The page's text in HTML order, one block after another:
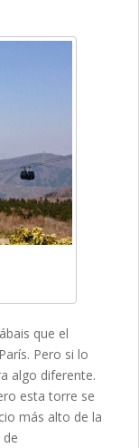
que el
Pero si lo
algo diferente.
esta torre se
más alto de la